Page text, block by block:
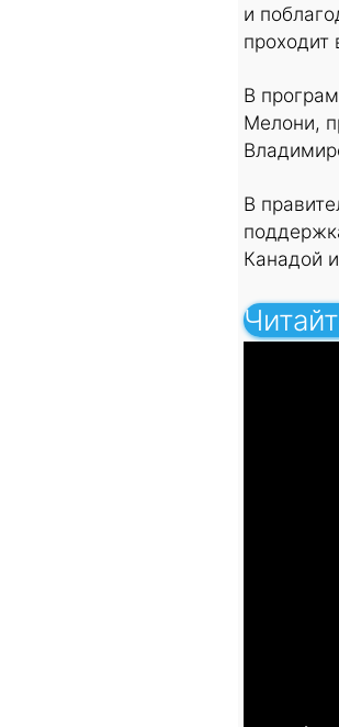
и
В
Мелони,
В
Канадой